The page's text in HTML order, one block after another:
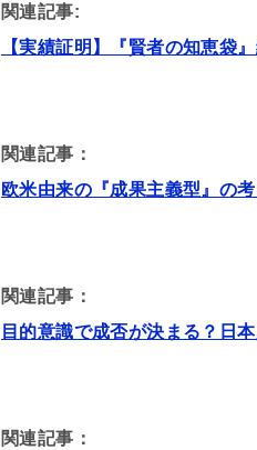
関連記事:
【実績証明】『賢者の知恵袋
関連記事：
欧米由来の『成果主義型』の
関連記事：
目的意識で成否が決まる？日
関連記事：